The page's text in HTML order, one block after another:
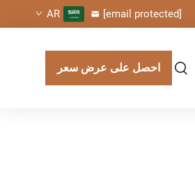
[email protected]
AR
احصل على عرض سعر